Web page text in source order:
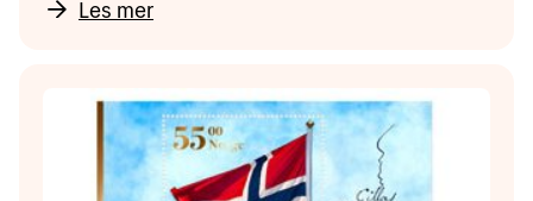
Les mer